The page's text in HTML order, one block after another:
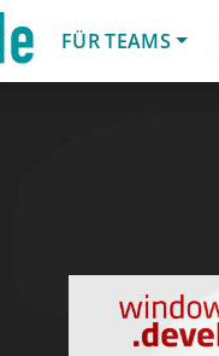
FÜR TEAMS